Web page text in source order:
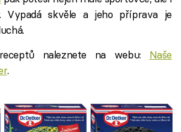
Vypadá skvěle a jeho příprava je
naleznete na webu: Naše
.